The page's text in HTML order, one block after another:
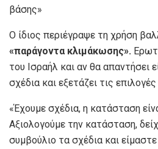
βάσης»
Ο ίδιος περιέγραψε τη χρήση
«παράγοντα κλιμάκωσης».
του Ισραήλ και αν θα απαντήσει
σχέδια και εξετάζει τις
«Έχουμε σχέδια, η κατάσταση
Αξιολογούμε την κατάσταση,
συμβούλιο τα σχέδια και